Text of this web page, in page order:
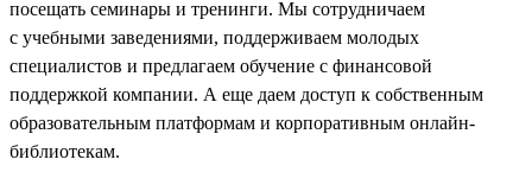
посещать семинары и тренинги. Мы сотрудничаем
с учебными заведениями, поддерживаем молодых
специалистов и предлагаем обучение с финансовой
поддержкой компании. А еще даем доступ к собственным
образовательным платформам и корпоративным онлайн-
библиотекам.